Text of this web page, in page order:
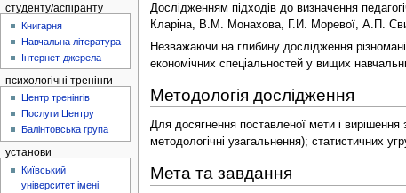
Дослідженням підходів до визначення
Кларіна, В.М. Монахова, Г.И. Моревої, А.П.
Незважаючи на глибину дослідження
економічних спеціальностей у вищих
Методологія дослідження
Для досягнення поставленої мети і вирішення
методологічні узагальнення); статистичних
Мета та завдання
студенту/аспіранту
Книгарня
Навчальна література
Інтернет-джерела
психологічні тренінги
Центр тренінгів
Послуги Центру
Балінтовська група
установи
Київський
університет імені